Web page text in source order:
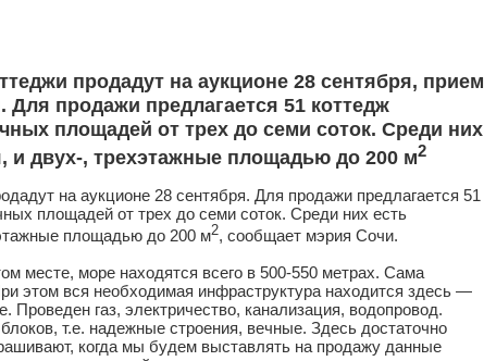
продадут на аукционе 28 сентября, прием
Для продажи предлагается 51 коттедж
площадей от трех до семи соток. Среди них
и двух-, трехэтажные площадью до 200 м2
на аукционе 28 сентября. Для продажи предлагается 51
площадей от трех до семи соток. Среди них есть
площадью до 200 м2, сообщает мэрия Сочи.
месте, море находятся всего в 500-550 метрах. Сама
этом вся необходимая инфраструктура находится здесь —
Проведен газ, электричество, канализация, водопровод.
т.е. надежные строения, вечные. Здесь достаточно
когда мы будем выставлять на продажу данные